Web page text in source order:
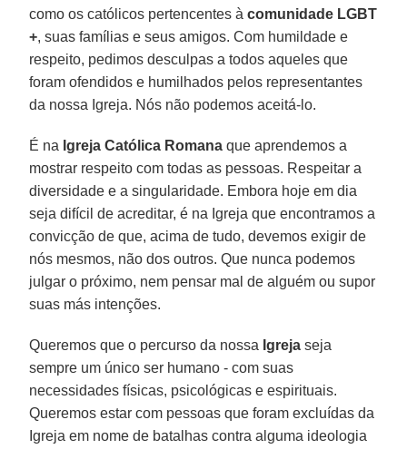
como os católicos pertencentes àcomunidade LGBT
+, suas famílias e seus amigos. Com humildade e
respeito, pedimos desculpas a todos aqueles que
foram ofendidos e humilhados pelos representantes
da nossa Igreja. Nós não podemos aceitá-lo.
É na Igreja Católica Romana que aprendemos a
mostrar respeito com todas as pessoas. Respeitar a
diversidade e a singularidade. Embora hoje em dia
seja difícil de acreditar, é na Igreja que encontramos a
convicção de que, acima de tudo, devemos exigir de
nós mesmos, não dos outros. Que nunca podemos
julgar o próximo, nem pensar mal de alguém ou supor
suas más intenções.
Queremos que o percurso da nossa Igreja seja
sempre um único ser humano - com suas
necessidades físicas, psicológicas e espirituais.
Queremos estar com pessoas que foram excluídas da
Igreja em nome de batalhas contra alguma ideologia